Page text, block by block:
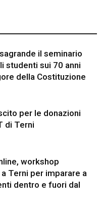
il seminario
studenti sui 70 anni
della Costituzione
per le donazioni
di Terni
workshop
Terni per imparare a
dentro e fuori dal